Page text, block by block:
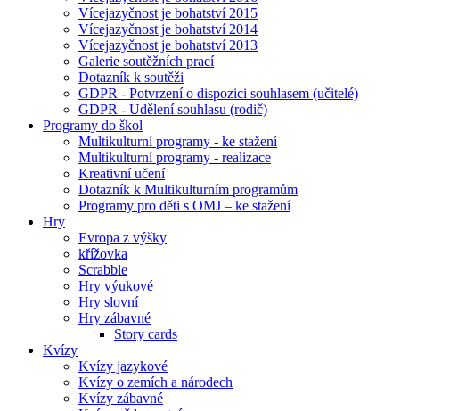
Vícejazyčnost je bohatství 2015
Vícejazyčnost je bohatství 2014
Vícejazyčnost je bohatství 2013
Galerie soutěžních prací
Dotazník k soutěži
GDPR - Potvrzení o dispozici souhlasem (učitelé)
GDPR - Udělení souhlasu (rodič)
Programy do škol
Multikulturní programy - ke stažení
Multikulturní programy - realizace
Kreativní učení
Dotazník k Multikulturním programům
Programy pro děti s OMJ – ke stažení
Hry
Evropa z výšky
křížovka
Scrabble
Hry výukové
Hry slovní
Hry zábavné
Story cards
Kvízy
Kvízy jazykové
Kvízy o zemích a národech
Kvízy zábavné